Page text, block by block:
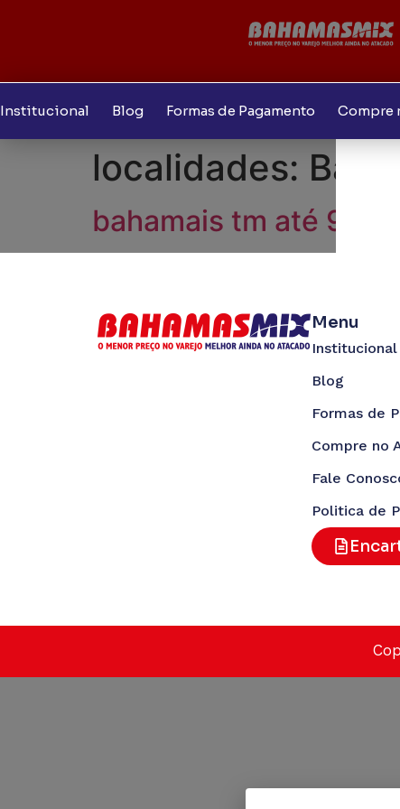
Institucional Blog Formas de Pagamento Compre
localidades:
bahamais tm até 9/08
Menu
Institucional
Blog
Formas de
Compre no
Fale
Politica de